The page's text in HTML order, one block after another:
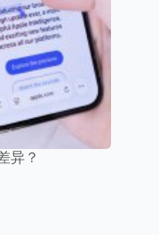
异？